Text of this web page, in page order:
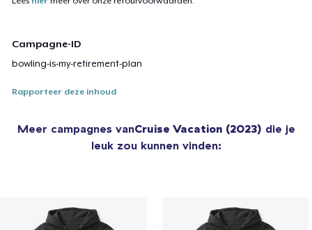
Campagne-ID
bowling-is-my-retirement-plan
Rapporteer deze inhoud
Meer campagnes vanCruise Vacation (2023) die je
leuk zou kunnen vinden: